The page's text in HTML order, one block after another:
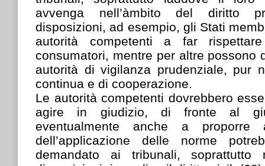
avvenga nell’àmbito del diritto
disposizioni, ad esempio, gli Stati
autorità competenti a far
consumatori, mentre per altre possono
autorità di vigilanza prudenziale, pur
continua e di cooperazione.
Le autorità competenti dovrebbero
agire in giudizio, di fronte al
eventualmente anche a proporre
dell’applicazione delle norme
demandato ai tribunali,